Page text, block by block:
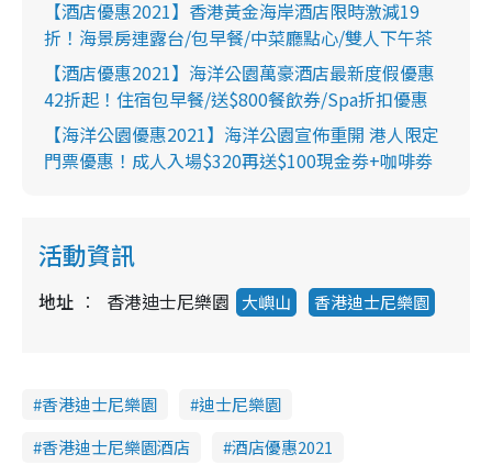
【酒店優惠2021】香港黃金海岸酒店限時激減19
折！海景房連露台/包早餐/中菜廳點心/雙人下午茶
【酒店優惠2021】海洋公園萬豪酒店最新度假優惠
42折起！住宿包早餐/送$800餐飲券/Spa折扣優惠
【海洋公園優惠2021】海洋公園宣佈重開 港人限定
門票優惠！成人入場$320再送$100現金劵+咖啡劵
活動資訊
地址 香港迪士尼樂園 大嶼山 香港迪士尼樂園
香港迪士尼樂園
迪士尼樂園
香港迪士尼樂園酒店
酒店優惠2021